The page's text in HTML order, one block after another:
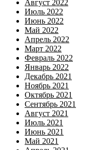
Август 2022
Июль 2022
Июнь 2022
Май 2022
Апрель 2022
Март 2022
Февраль 2022
Январь 2022
Декабрь 2021
Ноябрь 2021
Октябрь 2021
Сентябрь 2021
Август 2021
Июль 2021
Июнь 2021
Май 2021